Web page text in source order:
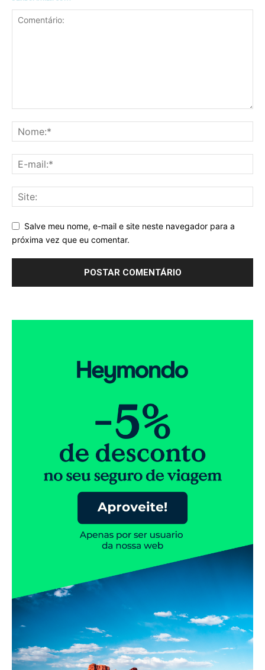
Salve meu nome, e-mail e site neste navegador para a
próxima vez que eu comentar.